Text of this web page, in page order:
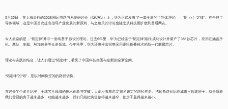
5月25日，在上海举行的2026国际电路与系统研讨会（ISCAS）上，华为正式发布了一套全新的半导体理论——“韬（τ）定律”。在全球半
导体领域，这是中国首次提出指导产业发展的新原则，与之相关的讨论也随之从科技圈扩散到普通网友。
令人振奋的是，“韬定律”并非一套纯基于假设的理论。过去6年里，华为已经基于“韬定律”路径成功设计并量产了381款芯片，应用在涵盖手
机、基站、车载、AI加速器等众多领域。今年秋季，华为还将推出完整采用逻辑折叠技术的新一代麒麟芯片。
理论与实践的结合，让人们透过“韬定律”，看见了中国科技突围与创新的全新空间。
“韬定律”的“韬”，是以时间换空间的路径切换。
在过去半个多世纪里，全球芯片领域的技术创新与突破，大多沿着摩尔定律所设定的路径在走。把这条路径比作城市里边建房子，就是随着
我们需要的房子越来越多、功能越来越多，我们只能把街道修得越来越窄，把房子盖得越来越小。